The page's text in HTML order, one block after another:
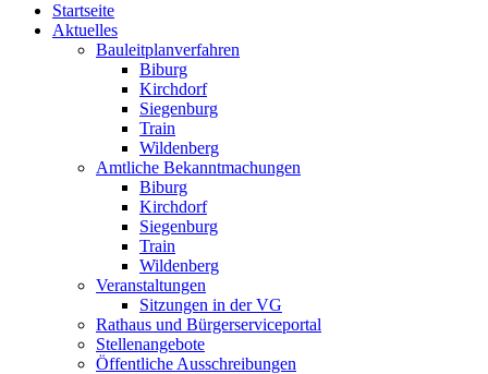
Startseite
Aktuelles
Bauleitplanverfahren
Biburg
Kirchdorf
Siegenburg
Train
Wildenberg
Amtliche Bekanntmachungen
Biburg
Kirchdorf
Siegenburg
Train
Wildenberg
Veranstaltungen
Sitzungen in der VG
Rathaus und Bürgerserviceportal
Stellenangebote
Öffentliche Ausschreibungen